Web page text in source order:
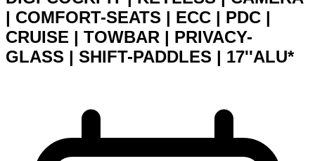
| COMFORT-SEATS | ECC | PDC |
CRUISE | TOWBAR | PRIVACY-
GLASS | SHIFT-PADDLES | 17''ALU*